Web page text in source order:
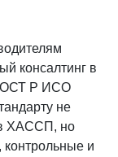
консалтинг в
Р ИСО
не
ХАССП, но
контрольные и